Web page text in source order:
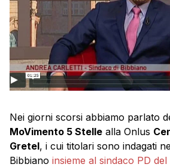
Nei giorni scorsi abbiamo parlato
MoVimento 5 Stelle alla Onlus
Gretel, i cui titolari sono indagati
Bibbiano insieme al sindaco PD